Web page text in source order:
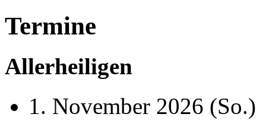
Termine
Allerheiligen
1. November 2026 (So.)